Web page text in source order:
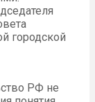
городской
РФ не